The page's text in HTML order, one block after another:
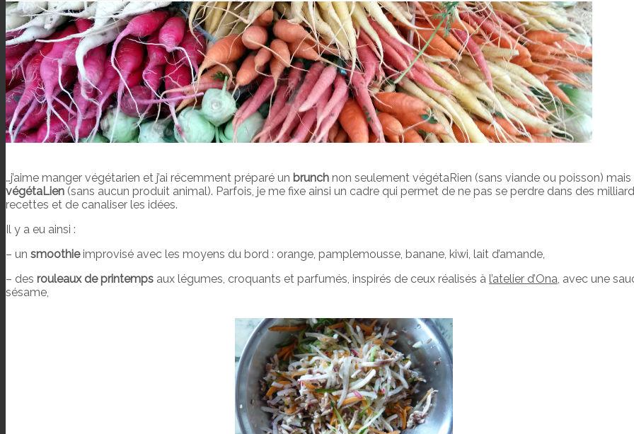
…j’aime manger végétarien et j’ai récemment préparé un brunch non seulement végétaRien (sans viande ou poisson)
végétaLien (sans aucun produit animal). Parfois, je me fixe ainsi un cadre qui permet de ne pas se perdre dans des
recettes et de canaliser les idées.
Il y a eu ainsi :
– un smoothieimprovisé avec les moyens du bord : orange, pamplemousse, banane, kiwi, lait d’amande,
– des rouleaux de printemps aux légumes, croquants et parfumés, inspirés de ceux réalisés à l’atelier d’Ona , avec une
sésame,